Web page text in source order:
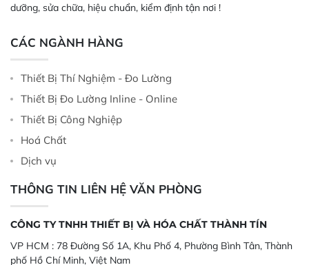
dưỡng, sửa chữa, hiệu chuẩn, kiểm định tận nơi !
CÁC NGÀNH HÀNG
Thiết Bị Thí Nghiệm - Đo Lường
Thiết Bị Đo Lường Inline - Online
Thiết Bị Công Nghiệp
Hoá Chất
Dịch vụ
THÔNG TIN LIÊN HỆ VĂN PHÒNG
CÔNG TY TNHH THIẾT BỊ VÀ HÓA CHẤT THÀNH TÍN
VP HCM : 78 Đường Số 1A, Khu Phố 4, Phường Bình Tân, Thành
phố Hồ Chí Minh, Việt Nam